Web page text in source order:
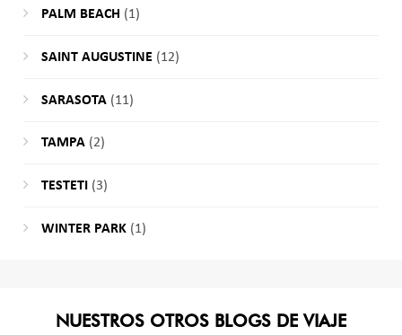
PALM BEACH (1)
SAINT AUGUSTINE (12)
SARASOTA(11)
TAMPA(2)
TESTETI (3)
WINTER PARK(1)
NUESTROS OTROS BLOGS DE VIAJE